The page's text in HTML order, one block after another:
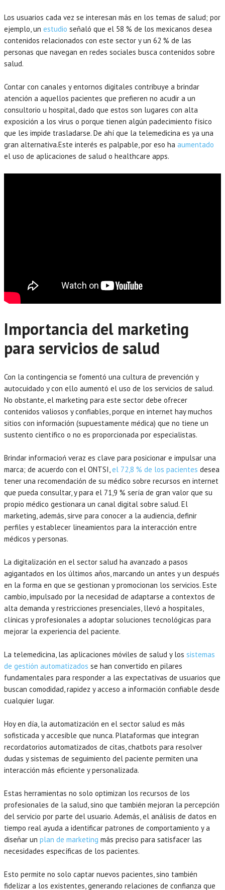
Los usuarios cada vez se interesan más en los temas de salud; por
ejemplo, un estudio señaló que el 58 % de los mexicanos desea
contenidos relacionados con este sector y un 62 % de las
personas que navegan en redes sociales busca contenidos sobre
salud.
Contar con canales y entornos digitales contribuye a brindar
atención a aquellos pacientes que prefieren no acudir a un
consultorio u hospital, dado que estos son lugares con alta
exposición a los virus o porque tienen algún padecimiento físico
que les impide trasladarse. De ahí que la telemedicina es ya una
gran alternativa.Este interés es palpable, por eso ha aumentado
el uso de aplicaciones de salud o healthcare apps.
Importancia del marketing
para servicios de salud
Con la contingencia se fomentó una cultura de prevención y
autocuidado y con ello aumentó el uso de los servicios de salud.
No obstante, el marketing para este sector debe ofrecer
contenidos valiosos y confiables, porque en internet hay muchos
sitios con información (supuestamente médica) que no tiene un
sustento científico o no es proporcionada por especialistas.
Brindar informacioń veraz es clave para posicionar e impulsar una
marca; de acuerdo con el ONTSI,el 72,8 % de los pacientes desea
tener una recomendación de su médico sobre recursos en internet
que pueda consultar, y para el 71,9 % sería de gran valor que su
propio médico gestionara un canal digital sobre salud. El
marketing, además, sirve para conocer a la audiencia, definir
perfiles y establecer lineamientos para la interacción entre
médicos y personas.
La digitalización en el sector salud ha avanzado a pasos
agigantados en los últimos años, marcando un antes y un después
en la forma en que se gestionan y promocionan los servicios. Este
cambio, impulsado por la necesidad de adaptarse a contextos de
alta demanda y restricciones presenciales, llevó a hospitales,
clínicas y profesionales a adoptar soluciones tecnológicas para
mejorar la experiencia del paciente.
La telemedicina, las aplicaciones móviles de salud y los sistemas
de gestión automatizados se han convertido en pilares
fundamentales para responder a las expectativas de usuarios que
buscan comodidad, rapidez y acceso a información confiable desde
cualquier lugar.
Hoy en día, la automatización en el sector salud es más
sofisticada y accesible que nunca. Plataformas que integran
recordatorios automatizados de citas, chatbots para resolver
dudas y sistemas de seguimiento del paciente permiten una
interacción más eficiente y personalizada.
Estas herramientas no solo optimizan los recursos de los
profesionales de la salud, sino que también mejoran la percepción
del servicio por parte del usuario. Además, el análisis de datos en
tiempo real ayuda a identificar patrones de comportamiento y a
diseñar un plan de marketing más preciso para satisfacer las
necesidades específicas de los pacientes.
Esto permite no solo captar nuevos pacientes, sino también
fidelizar a los existentes, generando relaciones de confianza que